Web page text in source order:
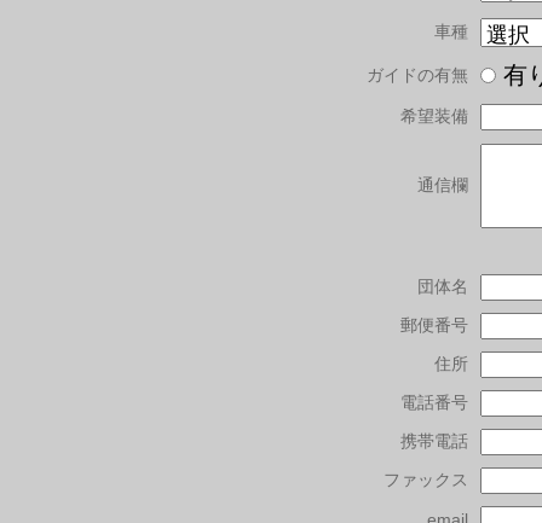
車種
ガイドの有無
希望装備
通信欄
団体名
郵便番号
住所
電話番号
携帯電話
ファックス